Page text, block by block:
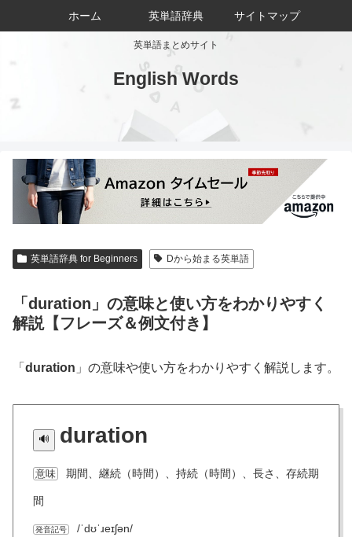
英単語まとめサイト
English Words
ホーム 英単語辞典 サイトマップ
英単語辞典 for Beginners Dから始まる英単語
「duration」の意味と使い方をわかりやすく
解説【フレーズ＆例文付き】
「 duration 」の意味や使い方をわかりやすく解説します。
duration
意味 期間、継続（時間）、持続（時間）、長さ、存続期
間
発音記号 /ˈdʊˈɹeɪʃən/